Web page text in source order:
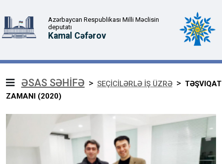
Azərbaycan Respublikası Milli Məclisin
deputatı
Kamal Cəfərov
ƏSAS SƏHİFƏ > SEÇİCİLƏRLƏ İŞ ÜZRƏ > TƏŞVIQAT
ZAMANI (2020)